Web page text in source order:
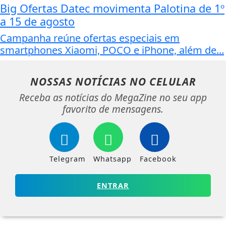
Big Ofertas Datec movimenta Palotina de 1º
a 15 de agosto
Campanha reúne ofertas especiais em
smartphones Xiaomi, POCO e iPhone, além de...
NOSSAS NOTÍCIAS NO CELULAR
Receba as notícias do MegaZine no seu app
favorito de mensagens.
Telegram Whatsapp Facebook
ENTRAR